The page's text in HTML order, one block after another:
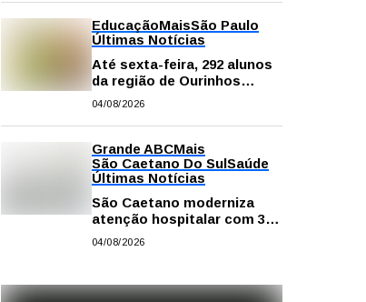
EducaçãoMaisSão Paulo
Últimas Notícias
Até sexta-feira, 292 alunos
da região de Ourinhos
fazem provas para
internacional
04/08/2026
Grande ABCMais
São Caetano Do SulSaúde
Últimas Notícias
São Caetano moderniza
atenção hospitalar com 374
equipamentos de última
04/08/2026